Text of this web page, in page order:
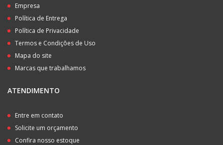
Empresa
Política de Entrega
Política de Privacidade
Termos e Condições de Uso
Mapa do site
Marcas que trabalhamos
ATENDIMENTO
Entre em contato
Solicite um orçamento
Confira nosso estoque